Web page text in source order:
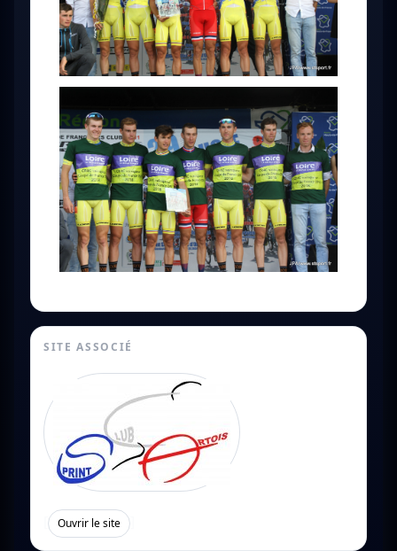
SITE ASSOCIÉ
Ouvrir le site